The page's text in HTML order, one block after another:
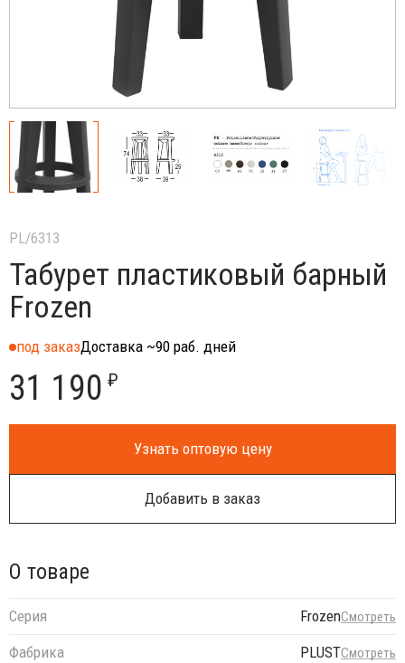
PL/6313
Табурет пластиковый барный
Frozen
под заказДоставка ~90 раб. дней
31 190 ₽
Узнать оптовую цену
Добавить в заказ
О товаре
Серия FrozenСмотреть
Фабрика PLUSTСмотреть